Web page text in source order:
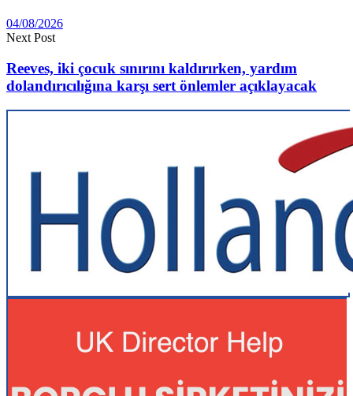
04/08/2026
Next Post
Reeves, iki çocuk sınırını kaldırırken, yardım
dolandırıcılığına karşı sert önlemler açıklayacak